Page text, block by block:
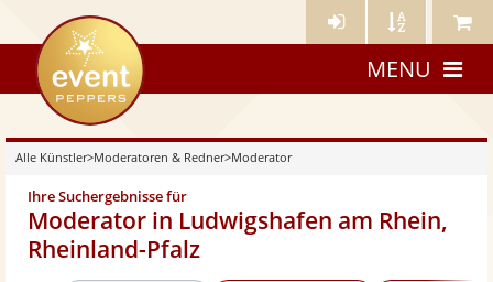
Künstler- Künstler Meine
eventpeppers
MENU
Alle Künstler>Moderatoren & Redner>Moderator
Ihre Suchergebnisse für
Moderator in Ludwigshafen am Rhein,
Rheinland-Pfalz